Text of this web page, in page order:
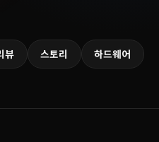
뷰 스토리 하드웨어